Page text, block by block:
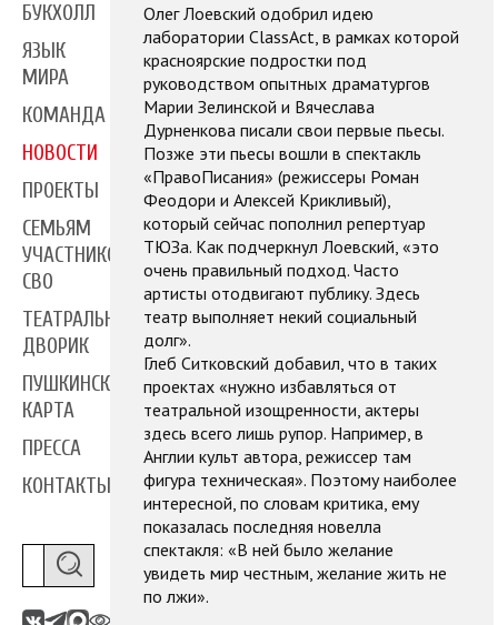
БУКХОЛЛ
ЯЗЫК
МИРА
КОМАНДА
НОВОСТИ
ПРОЕКТЫ
СЕМЬЯМ
УЧАСТНИКОВ
СВО
ТЕАТРАЛЬНЫЙ
ДВОРИК
ПУШКИНСКАЯ
КАРТА
ПРЕССА
КОНТАКТЫ
Олег Лоевский одобрил идею
лаборатории ClassAct, в рамках которой
красноярские подростки под
руководством опытных драматургов
Марии Зелинской и Вячеслава
Дурненкова писали свои первые пьесы.
Позже эти пьесы вошли в спектакль
«ПравоПисания» (режиссеры Роман
Феодори и Алексей Крикливый),
который сейчас пополнил репертуар
ТЮЗа. Как подчеркнул Лоевский, «это
очень правильный подход. Часто
артисты отодвигают публику. Здесь
театр выполняет некий социальный
долг».
Глеб Ситковский добавил, что в таких
проектах «нужно избавляться от
театральной изощренности, актеры
здесь всего лишь рупор. Например, в
Англии культ автора, режиссер там
фигура техническая». Поэтому наиболее
интересной, по словам критика, ему
показалась последняя новелла
спектакля: «В ней было желание
увидеть мир честным, желание жить не
по лжи».